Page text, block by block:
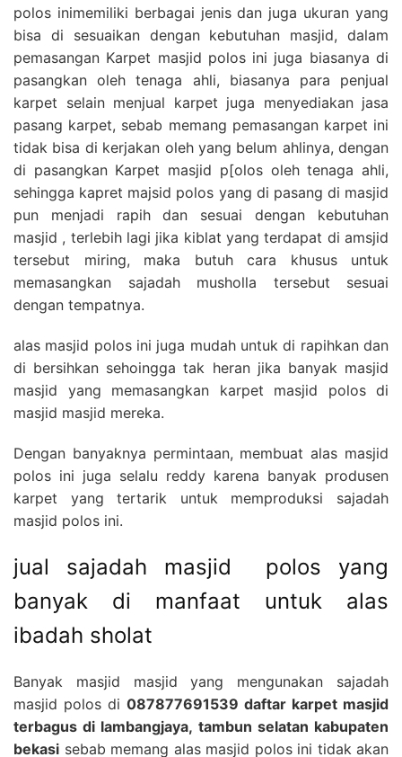
polos inimemiliki berbagai jenis dan juga ukuran yang
bisa di sesuaikan dengan kebutuhan masjid, dalam
pemasangan Karpet masjid polos ini juga biasanya di
pasangkan oleh tenaga ahli, biasanya para penjual
karpet selain menjual karpet juga menyediakan jasa
pasang karpet, sebab memang pemasangan karpet ini
tidak bisa di kerjakan oleh yang belum ahlinya, dengan
di pasangkan Karpet masjid p[olos oleh tenaga ahli,
sehingga kapret majsid polos yang di pasang di masjid
pun menjadi rapih dan sesuai dengan kebutuhan
masjid , terlebih lagi jika kiblat yang terdapat di amsjid
tersebut miring, maka butuh cara khusus untuk
memasangkan sajadah musholla tersebut sesuai
dengan tempatnya.
alas masjid polos ini juga mudah untuk di rapihkan dan
di bersihkan sehoingga tak heran jika banyak masjid
masjid yang memasangkan karpet masjid polos di
masjid masjid mereka.
Dengan banyaknya permintaan, membuat alas masjid
polos ini juga selalu reddy karena banyak produsen
karpet yang tertarik untuk memproduksi sajadah
masjid polos ini.
jual sajadah masjid polos yang
banyak di manfaat untuk alas
ibadah sholat
Banyak masjid masjid yang mengunakan sajadah
masjid polos di 087877691539 daftar karpet masjid
terbagus di lambangjaya, tambun selatan kabupaten
bekasi sebab memang alas masjid polos ini tidak akan